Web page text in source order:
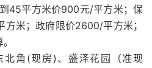
45平方米价900元/平方米；保
米；政府限价2600/平方米；
角(现房)、盛泽花园（准现